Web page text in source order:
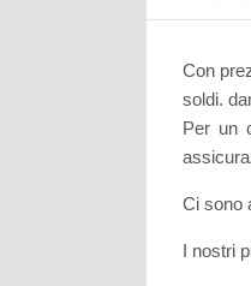
Con
soldi.
Per un
Ci sono
I nostri